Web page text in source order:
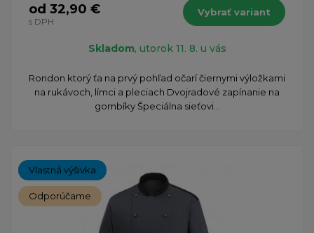
od 32,90 €
s DPH
Vybrať variant
Skladom, utorok 11. 8. u vás
Rondon ktorý ťa na prvý pohľad očarí čiernymi výložkami
na rukávoch, límci a pleciach Dvojradové zapínanie na
gombíky Špeciálna sieťovi...
Vlastná výšivka
Odporúčame